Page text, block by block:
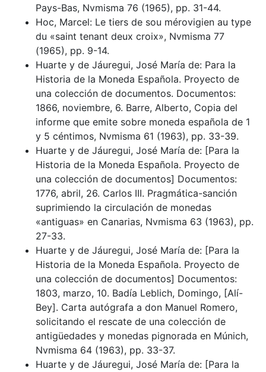
Pays-Bas, Nvmisma 76 (1965), pp. 31-44.
Hoc, Marcel: Le tiers de sou mérovigien au type
du «saint tenant deux croix», Nvmisma 77
(1965), pp. 9-14.
Huarte y de Jáuregui, José María de: Para la
Historia de la Moneda Española. Proyecto de
una colección de documentos. Documentos:
1866, noviembre, 6. Barre, Alberto, Copia del
informe que emite sobre moneda española de 1
y 5 céntimos, Nvmisma 61 (1963), pp. 33-39.
Huarte y de Jáuregui, José María de: [Para la
Historia de la Moneda Española. Proyecto de
una colección de documentos] Documentos:
1776, abril, 26. Carlos III. Pragmática-sanción
suprimiendo la circulación de monedas
«antiguas» en Canarias, Nvmisma 63 (1963), pp.
27-33.
Huarte y de Jáuregui, José María de: [Para la
Historia de la Moneda Española. Proyecto de
una colección de documentos] Documentos:
1803, marzo, 10. Badía Leblich, Domingo, [Alí-
Bey]. Carta autógrafa a don Manuel Romero,
solicitando el rescate de una colección de
antigüedades y monedas pignorada en Múnich,
Nvmisma 64 (1963), pp. 33-37.
Huarte y de Jáuregui, José María de: [Para la